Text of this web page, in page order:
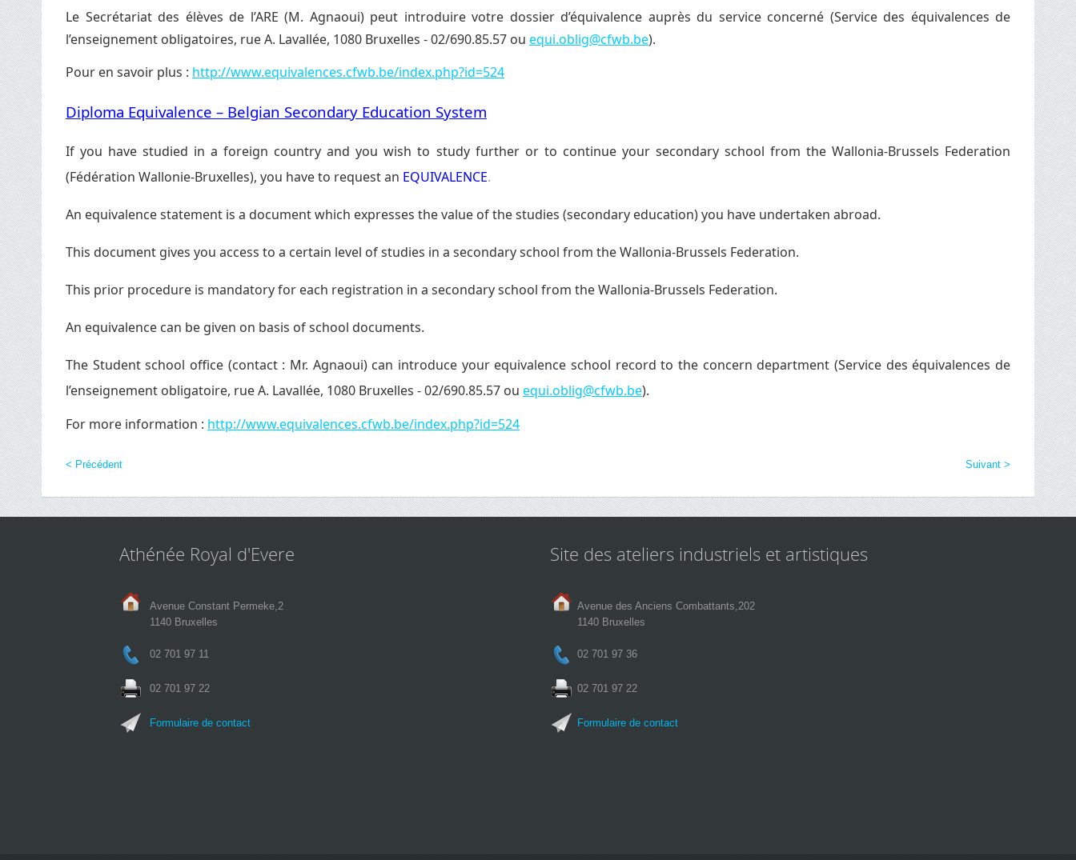
Le Secrétariat des élèves de l’ARE (M. Agnaoui) peut introduire votre dossier d’équivalence auprès du service concerné (Service des équivalences de
l’enseignement obligatoires, rue A. Lavallée, 1080 Bruxelles - 02/690.85.57 ou equi.oblig@cfwb.be).
Pour en savoir plus : http://www.equivalences.cfwb.be/index.php?id=524
Diploma Equivalence – Belgian Secondary Education System
If you have studied in a foreign country and you wish to study further or to continue your secondary school from the Wallonia-Brussels Federation
(Fédération Wallonie-Bruxelles), you have to request an EQUIVALENCE.
An equivalence statement is a document which expresses the value of the studies (secondary education) you have undertaken abroad.
This document gives you access to a certain level of studies in a secondary school from the Wallonia-Brussels Federation.
This prior procedure is mandatory for each registration in a secondary school from the Wallonia-Brussels Federation.
An equivalence can be given on basis of school documents.
The Student school office (contact : Mr. Agnaoui) can introduce your equivalence school record to the concern department (Service des équivalences de
l’enseignement obligatoire, rue A. Lavallée, 1080 Bruxelles - 02/690.85.57 ou equi.oblig@cfwb.be).
For more information : http://www.equivalences.cfwb.be/index.php?id=524
< Précédent Suivant >
Athénée Royal d'Evere
Avenue Constant Permeke,2
1140 Bruxelles
02 701 97 11
02 701 97 22
Formulaire de contact
Site des ateliers industriels et artistiques
Avenue des Anciens Combattants,202
1140 Bruxelles
02 701 97 36
02 701 97 22
Formulaire de contact